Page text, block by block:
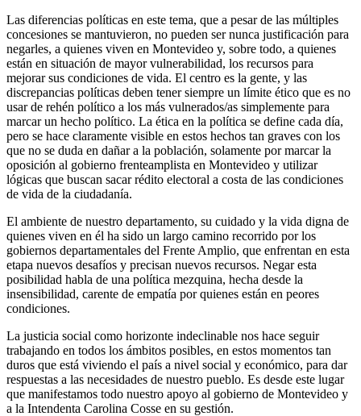
Las diferencias políticas en este tema, que a pesar de las múltiples
concesiones se mantuvieron, no pueden ser nunca justificación para
negarles, a quienes viven en Montevideo y, sobre todo, a quienes
están en situación de mayor vulnerabilidad, los recursos para
mejorar sus condiciones de vida. El centro es la gente, y las
discrepancias políticas deben tener siempre un límite ético que es no
usar de rehén político a los más vulnerados/as simplemente para
marcar un hecho político. La ética en la política se define cada día,
pero se hace claramente visible en estos hechos tan graves con los
que no se duda en dañar a la población, solamente por marcar la
oposición al gobierno frenteamplista en Montevideo y utilizar
lógicas que buscan sacar rédito electoral a costa de las condiciones
de vida de la ciudadanía.
El ambiente de nuestro departamento, su cuidado y la vida digna de
quienes viven en él ha sido un largo camino recorrido por los
gobiernos departamentales del Frente Amplio, que enfrentan en esta
etapa nuevos desafíos y precisan nuevos recursos. Negar esta
posibilidad habla de una política mezquina, hecha desde la
insensibilidad, carente de empatía por quienes están en peores
condiciones.
La justicia social como horizonte indeclinable nos hace seguir
trabajando en todos los ámbitos posibles, en estos momentos tan
duros que está viviendo el país a nivel social y económico, para dar
respuestas a las necesidades de nuestro pueblo. Es desde este lugar
que manifestamos todo nuestro apoyo al gobierno de Montevideo y
a la Intendenta Carolina Cosse en su gestión.